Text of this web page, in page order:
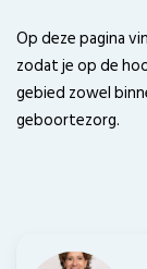
Op deze pagina
zodat je op de
gebied zowel
geboortezorg.